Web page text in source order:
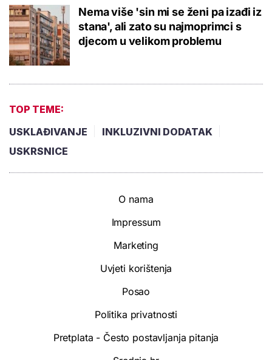
Nema više 'sin mi se ženi pa izađi iz
stana', ali zato su najmoprimci s
djecom u velikom problemu
TOP TEME:
USKLAĐIVANJE
INKLUZIVNI DODATAK
USKRSNICE
O nama
Impressum
Marketing
Uvjeti korištenja
Posao
Politika privatnosti
Pretplata - Često postavljanja pitanja